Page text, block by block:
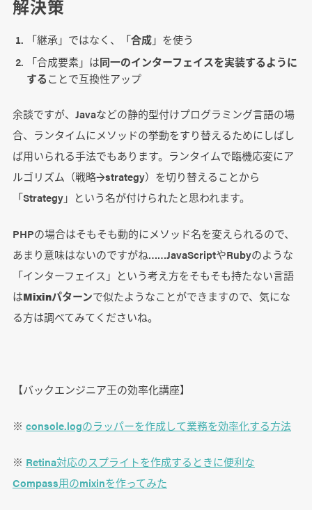
解決策
「継承」ではなく、「合成」を使う
「合成要素」は同一のインターフェイスを実装するように
することで互換性アップ
余談ですが、Javaなどの静的型付けプログラミング言語の場
合、ランタイムにメソッドの挙動をすり替えるためにしばし
ば用いられる手法でもあります。ランタイムで臨機応変にア
ルゴリズム（戦略→strategy）を切り替えることから
「Strategy」という名が付けられたと思われます。
PHPの場合はそもそも動的にメソッド名を変えられるので、
あまり意味はないのですがね……JavaScriptやRubyのような
「インターフェイス」という考え方をそもそも持たない言語
はMixinパターンで似たようなことができますので、気にな
る方は調べてみてくださいね。
【バックエンジニア王の効率化講座】
※ console.logのラッパーを作成して業務を効率化する方法
※ Retina対応のスプライトを作成するときに便利な
Compass用のmixinを作ってみた